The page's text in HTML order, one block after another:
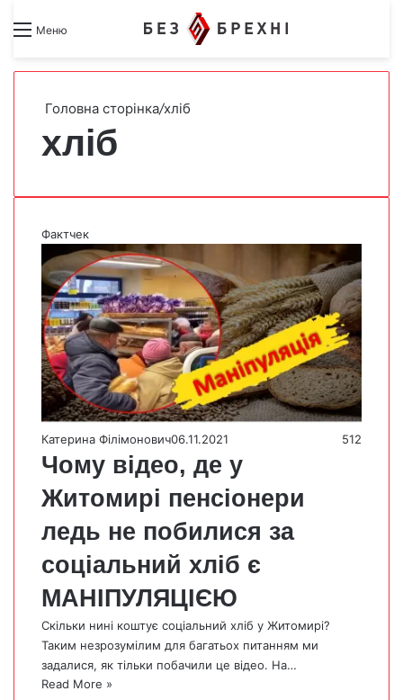
Меню Search forSwitch skin
Головна сторінка/хліб
хліб
Фактчек
Катерина Філімонович06.11.2021 512
Чому відео, де у
Житомирі пенсіонери
ледь не побилися за
соціальний хліб є
МАНІПУЛЯЦІЄЮ
Скільки нині коштує соціальний хліб у Житомирі?
Таким незрозумілим для багатьох питанням ми
задалися, як тільки побачили це відео. На…
Read More »